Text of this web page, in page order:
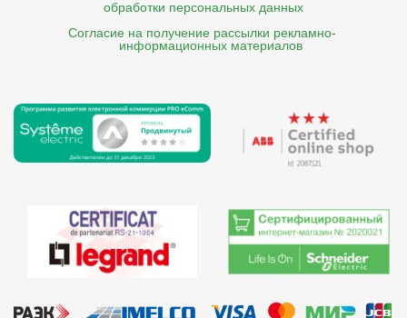
обработки персональных данных
Согласие на получение рассылки рекламно-
    информационных материалов